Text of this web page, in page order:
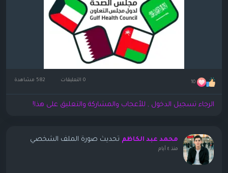
10 0 التعليقات
الرجاء تسجيل الدخول , للأعجاب والمشاركة والتعليق على هذا!
محمد عبد الكاظم تحديث صورة الملف الشخصي
منذ ٤ أيام